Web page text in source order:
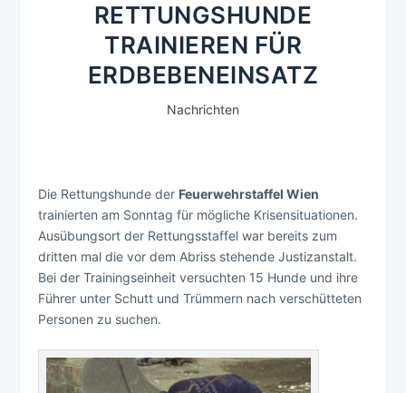
RETTUNGSHUNDE
TRAINIEREN FÜR
ERDBEBENEINSATZ
Nachrichten
Die Rettungshunde der Feuerwehrstaffel Wien
trainierten am Sonntag für mögliche Krisensituationen.
Ausübungsort der Rettungsstaffel war bereits zum
dritten mal die vor dem Abriss stehende Justizanstalt.
Bei der Trainingseinheit versuchten 15 Hunde und ihre
Führer unter Schutt und Trümmern nach verschütteten
Personen zu suchen.